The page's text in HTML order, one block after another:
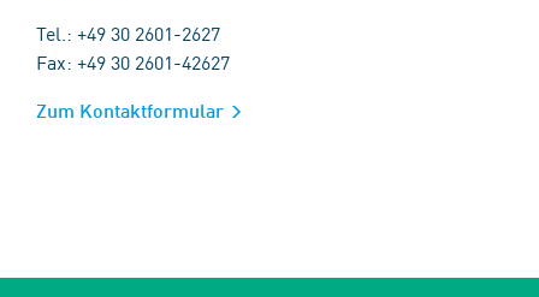
Tel.: +49 30 2601-2627
Fax: +49 30 2601-42627
Zum Kontaktformular